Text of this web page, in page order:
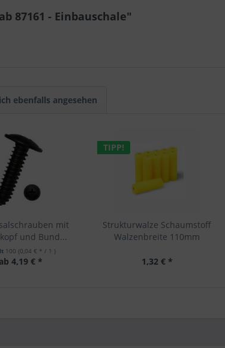
87161 - Einbauschale"
ebenfalls angesehen
mit
und Bund...
100 (0,04 € * / 1 )
ab 4,19 € *
TIPP!
Strukturwalze Schaumstoff
Walzenbreite 110mm
1,32 € *